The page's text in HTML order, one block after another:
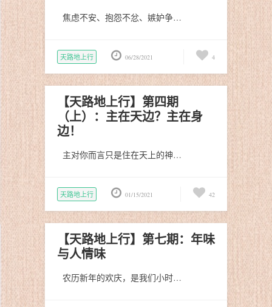
焦虑不安、抱怨不忿、嫉妒争…
天路地上行 06/28/2021 4
【天路地上行】第四期
（上）：主在天边？主在身
边！
主对你而言只是住在天上的神…
天路地上行 01/15/2021 42
【天路地上行】第七期：年味
与人情味
农历新年的欢庆，是我们小时…